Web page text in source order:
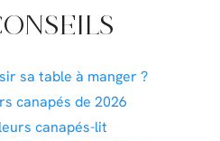
sa table à manger ?
canapés de 2026
canapés-lit